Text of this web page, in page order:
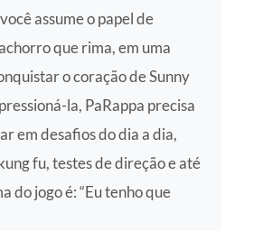
assume o papel de
que rima, em uma
o coração de Sunny
la, PaRappa precisa
em desafios do dia a dia,
fu, testes de direção e até
do jogo é: “Eu tenho que